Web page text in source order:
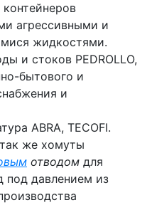
агрессивными и
жидкостями.
и стоков PEDROLLO,
бытового и
и
ABRA, TECOFI.
же хомуты
отводом для
под давлением из